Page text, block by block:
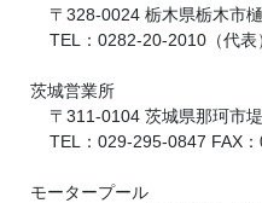
〒328-0024 栃木県栃木市
TEL：0282-20-2010（代
茨城営業所
〒311-0104 茨城県那珂市
TEL：029-295-0847 FAX
モータープール